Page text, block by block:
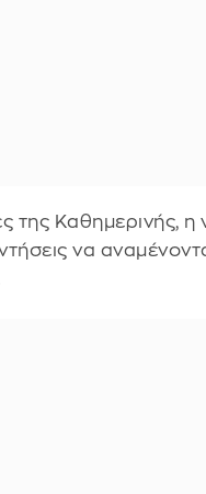
Καθημερινής, η
να